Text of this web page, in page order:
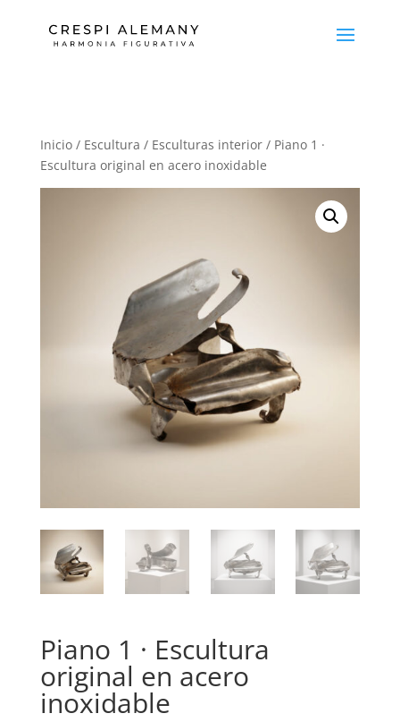
Inicio/ Escultura / Esculturas interior/ Piano 1 ·
Escultura original en acero inoxidable
Piano 1 · Escultura
original en acero
inoxidable